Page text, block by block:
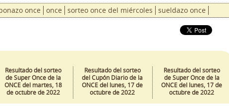
once once sorteo once del miércoles sueldazo once
Resultado del sorteo
de Super Once de la
ONCE del martes, 18
de octubre de 2022
Resultado del sorteo
del Cupón Diario de la
ONCE del lunes, 17 de
octubre de 2022
Resultado del sorteo
de Super Once de la
ONCE del lunes, 17 de
octubre de 2022